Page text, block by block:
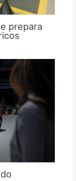
prepara